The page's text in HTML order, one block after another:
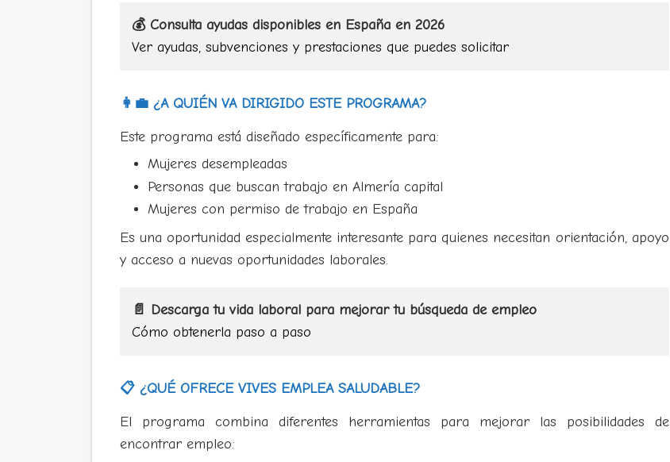
💰 Consulta ayudas disponibles en España en 2026
Ver ayudas, subvenciones y prestaciones que puedes solicitar
👩‍💼 ¿A QUIÉN VA DIRIGIDO ESTE PROGRAMA?
Este programa está diseñado específicamente para:
Mujeres desempleadas
Personas que buscan trabajo en Almería capital
Mujeres con permiso de trabajo en España
Es una oportunidad especialmente interesante para quienes necesitan orientación, apoyo
y acceso a nuevas oportunidades laborales.
📄 Descarga tu vida laboral para mejorar tu búsqueda de empleo
Cómo obtenerla paso a paso
📋 ¿QUÉ OFRECE VIVES EMPLEA SALUDABLE?
El programa combina diferentes herramientas para mejorar las posibilidades de
encontrar empleo: